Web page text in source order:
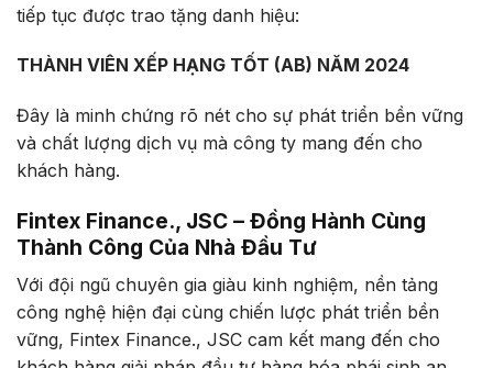
tiếp tục được trao tặng danh hiệu:
THÀNH VIÊN XẾP HẠNG TỐT (AB) NĂM 2024
Đây là minh chứng rõ nét cho sự phát triển bền vững
và chất lượng dịch vụ mà công ty mang đến cho
khách hàng.
Fintex Finance., JSC – Đồng Hành Cùng
Thành Công Của Nhà Đầu Tư
Với đội ngũ chuyên gia giàu kinh nghiệm, nền tảng
công nghệ hiện đại cùng chiến lược phát triển bền
vững, Fintex Finance., JSC cam kết mang đến cho